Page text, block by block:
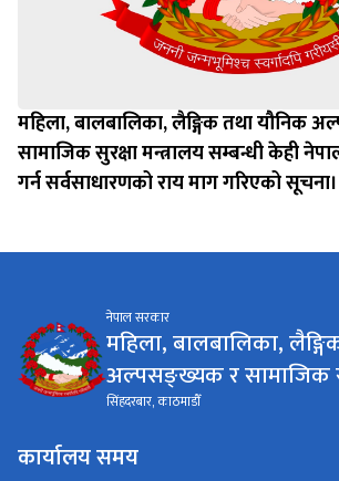
महिला, बालबालिका, लैङ्गिक तथा यौनिक
सामाजिक सुरक्षा मन्त्रालय सम्बन्धी केही
गर्न सर्वसाधारणको राय माग गरिएको सूचना।
नेपाल सरकार
महिला, बालबालिका,
अल्पसङ्ख्यक र सामाजिक
सिंहदरबार, काठमाडौँ
कार्यालय समय